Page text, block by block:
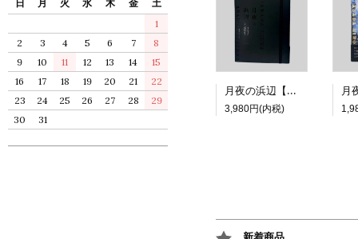
月夜の浜辺【特装版】
3,980円(内税)
日
月 火 水 木 金
土
1
2
3 4 5 6 7
8
9
10 11 12 13 14
15
16
17 18 19 20 21
22
23
24 25 26 27 28
29
30
31